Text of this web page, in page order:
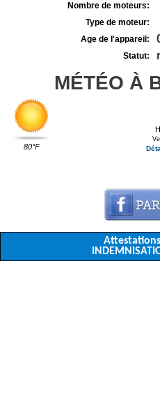
Nombre de moteurs:
Type de moteur:
Age de l'appareil:
Statut:
MÉTÉO À
80°F